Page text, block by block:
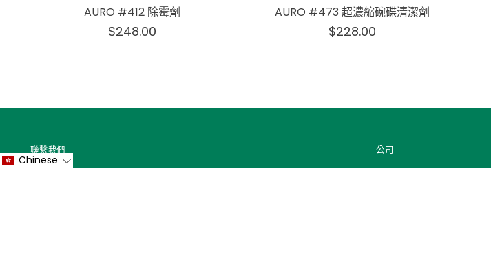
AURO #412 除霉劑
$248.00
AURO #473 超濃縮碗碟清潔劑
$228.00
聯繫我們 公司
Chinese